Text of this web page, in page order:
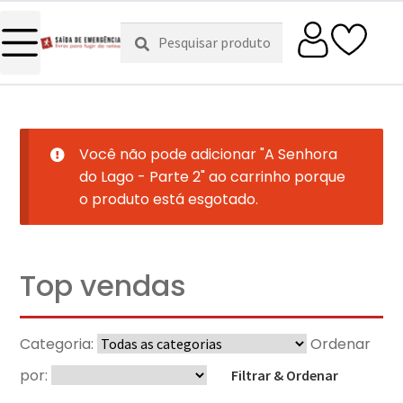
Pesquisar
por:
Pesquisa
Você não pode adicionar "A Senhora
do Lago - Parte 2" ao carrinho porque
o produto está esgotado.
Top vendas
Categoria:
Ordenar
por:
Filtrar & Ordenar